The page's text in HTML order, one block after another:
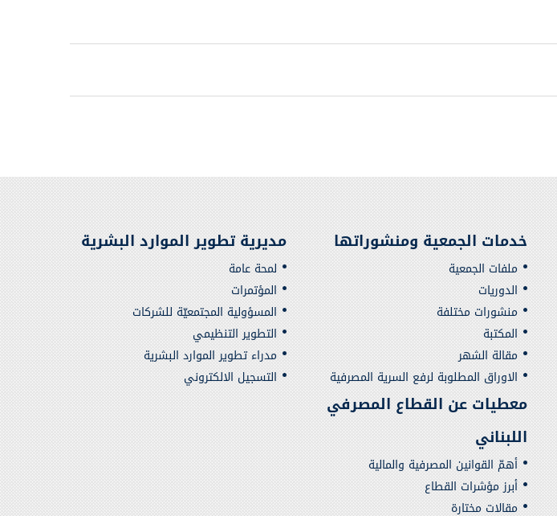
خدمات الجمعية ومنشوراتها
ملفات الجمعية
الدوريات
منشورات مختلفة
المكتبة
مقالة الشهر
الاوراق المطلوبة لرفع السرية المصرفية
مديرية تطوير الموارد البشرية
لمحة عامة
المؤتمرات
المسؤولية المجتمعيّة للشركات
التطوير التنظيمي
مدراء تطوير الموارد البشرية
التسجيل الالكتروني
معطيات عن القطاع المصرفي
اللبناني
أهمّ القوانين المصرفية والمالية
أبرز مؤشرات القطاع
مقالات مختارة